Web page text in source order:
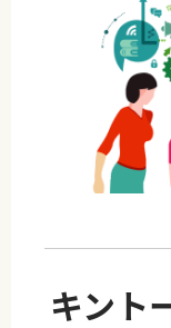
キント